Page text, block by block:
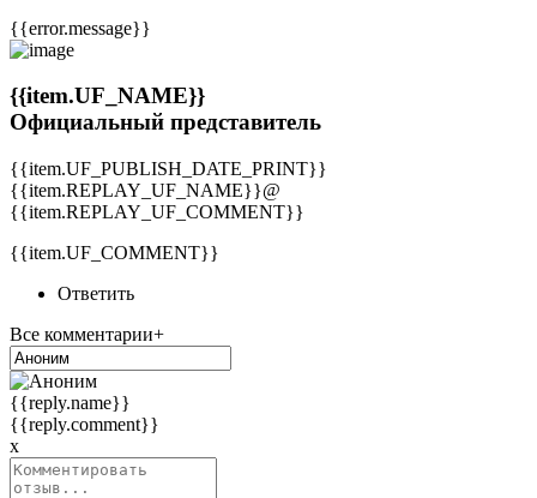
{{error.message}}
{{item.UF_NAME}}
Официальный представитель
{{item.UF_PUBLISH_DATE_PRINT}}
{{item.REPLAY_UF_NAME}}@
{{item.REPLAY_UF_COMMENT}}
{{item.UF_COMMENT}}
Ответить
Все комментарии+
{{reply.name}}
{{reply.comment}}
x